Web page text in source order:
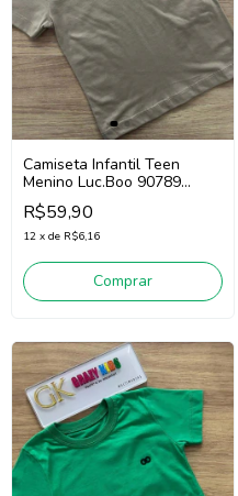
Camiseta Infantil Teen
Menino Luc.Boo 90789
(Cáqui)
R$59,90
12 x de R$6,16
Comprar